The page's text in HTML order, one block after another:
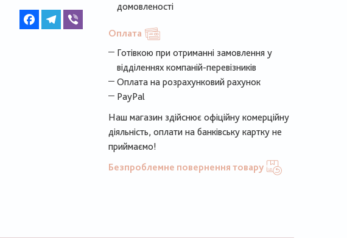
FacebookTelegram
домовленості
Оплата
Готівкою при отриманні замовлення у
відділеннях компаній-перевізників
Оплата на розрахунковий рахунок
PayPal
Наш магазин здійснює офіційну комерційну
діяльність, оплати на банківську картку не
приймаємо!
Безпроблемне повернення товару